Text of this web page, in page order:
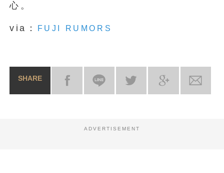
心。
via： FUJI RUMORS
SHARE
ADVERTISEMENT